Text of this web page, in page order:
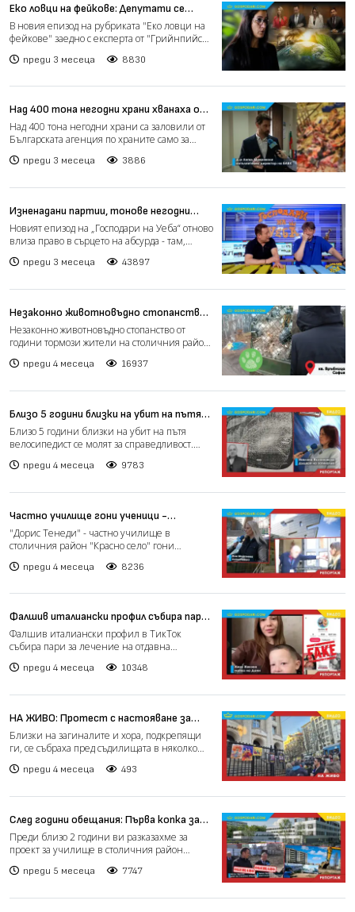
Еко ловци на фейкове: Депутати се
упражняват на тема "Въглеродни
емисии" (видео)
В новия епизод на рубриката "Еко ловци на
фейкове" заедно с експерта от "Грийнпийс
преди 3 месеца 8830
Над 400 тона негодни храни хванаха от
БАБХ за месец, в "Господарите"
показваме проблема от години
Над 400 тона негодни храни са заловили от
Българската агенция по храните само за
преди 3 месеца 3886
Изненадани партии, тонове негодни
храни и "Като две капки вода" в новия
епизод на "Господари на Уеба"
Новият епизод на „Господари на Уеба“ отново
влиза право в сърцето на абсурда - там,
преди 3 месеца 43897
Незаконно животновъдно стопанство
от години тормози жители на
столичния район "Връбница"
Незаконно животновъдно стопанство от
години тормози жители на столичния район
преди 4 месеца 16937
Близо 5 години близки на убит на пътя
велосипедист се молят за
справедливост (РЕПОРТАЖ)
Близо 5 години близки на убит на пътя
велосипедист се молят за справедливост.
преди 4 месеца 9783
Частно училище гони ученици -
родителите обсъждали повишение на
таксите в затворена Viber група
"Дорис Тенеди" - частно училище в
столичния район "Красно село" гони
преди 4 месеца 8236
Фалшив италиански профил събира пари
за лечение на отдавна излекувано
българче (РЕПОРТАЖ)
Фалшив италиански профил в ТикТок
събира пари за лечение на отдавна
преди 4 месеца 10348
НА ЖИВО: Протест с настояване за
справедливо разследване по случая
"Петрохан" (РЕПОРТАЖ)
Близки на загиналите и хора, подкрепящи
ги, се събраха пред съдилищата в няколко
преди 4 месеца 493
След години обещания: Първа копка за
ново училище в столичния район
"Студентски" (РЕПОРТАЖ)
Преди близо 2 години ви разказахме за
проект за училище в столичния район
преди 5 месеца 7747